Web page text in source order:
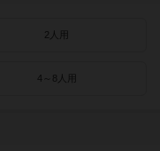
2人用
4～8人用